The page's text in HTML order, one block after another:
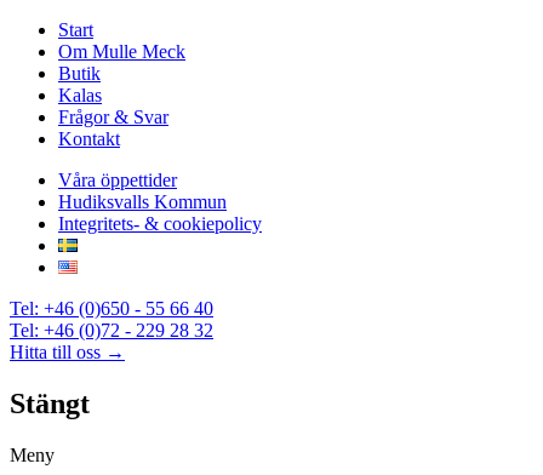
Start
Om Mulle Meck
Butik
Kalas
Frågor & Svar
Kontakt
Våra öppettider
Hudiksvalls Kommun
Integritets- & cookiepolicy
Tel: +46 (0)650 - 55 66 40
Tel: +46 (0)72 - 229 28 32
Hitta till oss →
Stängt
Meny